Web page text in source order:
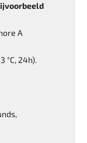
A
°C, 24h).